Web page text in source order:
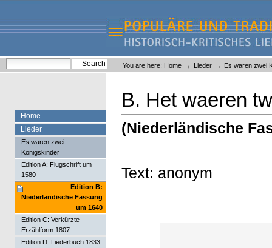
content.
navigation
Liederlexikon
Personal
tools
You are here: Home → Lieder → Es waren zwei
B. Het waeren
(Niederländische
Text: anonym
Home
Lieder
Es waren zwei
Königskinder
Edition A: Flugschrift um
1580
Edition B:
Niederländische Fassung
um 1640
Edition C: Verkürzte
Erzählform 1807
Edition D: Liederbuch 1833